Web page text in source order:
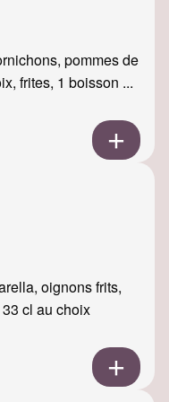
pommes de
frites, 1 boisson ...
oignons frits,
cl au choix